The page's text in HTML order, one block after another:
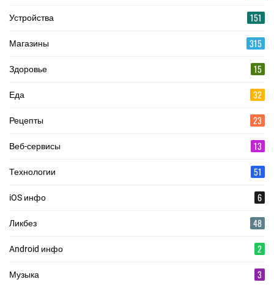
Устройства 151
Магазины 315
Здоровье 15
Еда 32
Рецепты 23
Веб-сервисы 13
Технологии 51
iOS инфо 6
Ликбез 48
Android инфо 2
Музыка 3